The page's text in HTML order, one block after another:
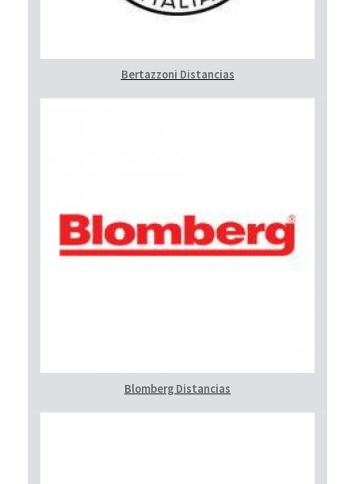
Bertazzoni Distancias
Blomberg Distancias